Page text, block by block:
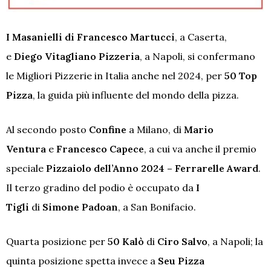
I Masanielli di Francesco Martucci, a Caserta,
e Diego Vitagliano Pizzeria, a Napoli, si confermano
le Migliori Pizzerie in Italia anche nel 2024, per 50 Top
Pizza, la guida più influente del mondo della pizza.
Al secondo posto Confine a Milano, di Mario
Ventura e Francesco Capece, a cui va anche il premio
speciale Pizzaiolo dell’Anno 2024 – Ferrarelle Award.
Il terzo gradino del podio è occupato da I
Tigli di Simone Padoan, a San Bonifacio.
Quarta posizione per 50 Kalò di Ciro Salvo, a Napoli; la
quinta posizione spetta invece a Seu Pizza